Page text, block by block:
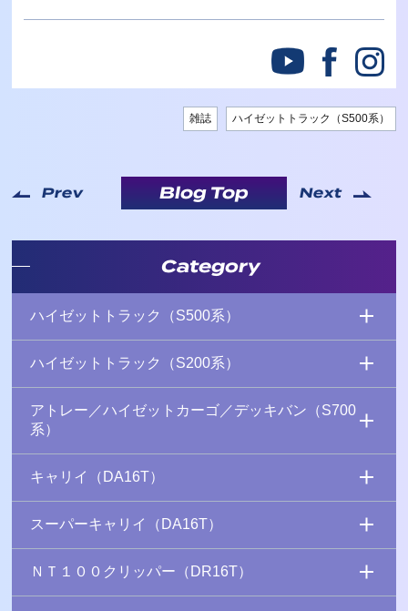
雑誌 ハイゼットトラック（S500系）
Prev Blog Top Next
Category
ハイゼットトラック（S500系）
ハイゼットトラック（S200系）
アトレー／ハイゼットカーゴ／デッキバン（S700
系）
キャリイ（DA16T）
スーパーキャリイ（DA16T）
ＮＴ１００クリッパー（DR16T）